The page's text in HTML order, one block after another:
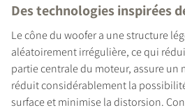
Des technologies inspirées
Le cône du woofer a une structure
aléatoirement irrégulière, ce qui
partie centrale du moteur, assure un
réduit considérablement la
surface et minimise la distorsion.